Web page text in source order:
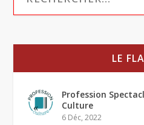
LE
Profession
Culture
6 Déc, 2022